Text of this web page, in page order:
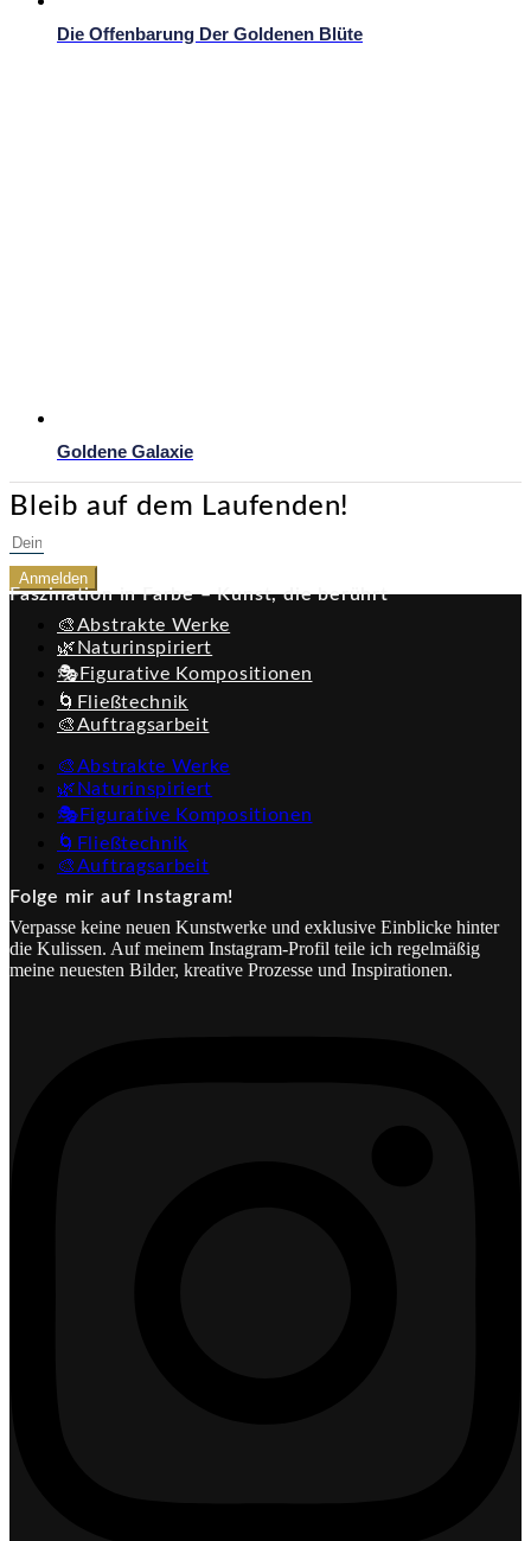
Die Offenbarung Der Goldenen Blüte
Goldene Galaxie
Bleib auf dem Laufenden!
Anmelden
Faszination in Farbe – Kunst, die berührt
🎨Abstrakte Werke
🌿Naturinspiriert
🎭Figurative Kompositionen
🌀Fließtechnik
🎨Auftragsarbeit
🎨Abstrakte Werke
🌿Naturinspiriert
🎭Figurative Kompositionen
🌀Fließtechnik
🎨Auftragsarbeit
Folge mir auf Instagram!
Verpasse keine neuen Kunstwerke und exklusive Einblicke hinter
die Kulissen. Auf meinem Instagram-Profil teile ich regelmäßig
meine neuesten Bilder, kreative Prozesse und Inspirationen.